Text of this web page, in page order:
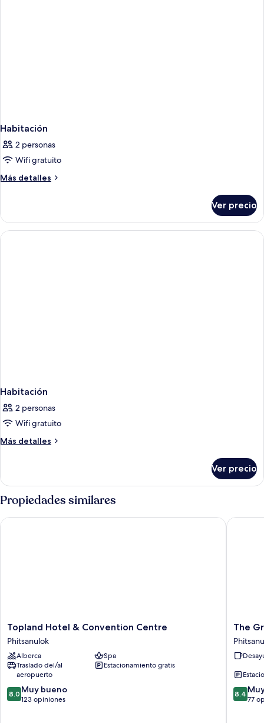
Habitación
2 personas
Wifi gratuito
Más detalles
Más
Ver precio
Habitación
2 personas
Wifi gratuito
Más detalles
Más
Ver precio
Propiedades similares
Topland
Hotel
&
Convention
Centre
Phitsanulok
Topland Hotel & Convention Centre
Phitsanulok
Alberca
Spa
Traslado del/al
aeropuerto
Estacionamiento gratis
8.0
de
8.0 Muy bueno
123 opiniones
Topland Hotel & Convention Centre
The
Grand
Hotel
The
8.4
de
8.4
77
The